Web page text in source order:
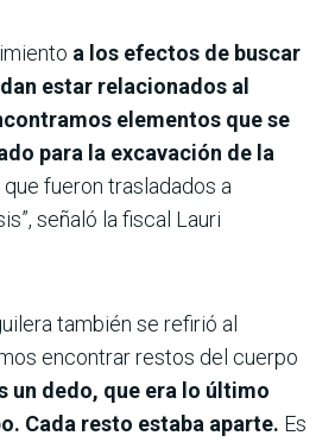
a los efectos de buscar
estar relacionados al
elementos que se
para la excavación de la
que fueron trasladados a
señaló la fiscal Lauri
también se refirió al
encontrar restos del cuerpo
un dedo, que era lo último
Cada resto estaba aparte. Es